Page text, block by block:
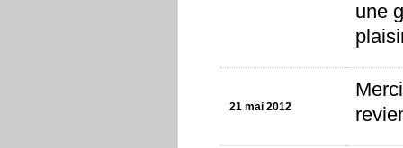
une
21 mai 2012